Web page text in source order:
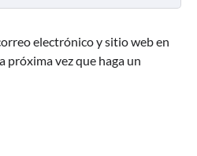
electrónico y sitio web en
próxima vez que haga un